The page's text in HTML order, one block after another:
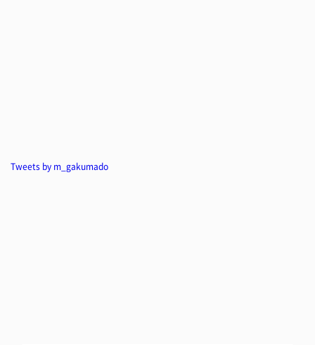
Tweets by m_gakumado